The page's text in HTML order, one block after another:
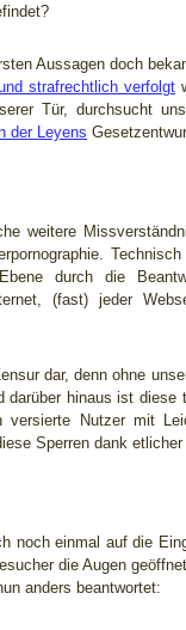
Aussagen doch
strafrechtlich verfolgt
Tür, durchsucht
der Leyens
weitere
durch die
(fast) jeder
dar, denn ohne
darüber hinaus ist
versierte Nutzer mit
Sperren dank etlicher
noch einmal auf die
die Augen
anders beantwortet: